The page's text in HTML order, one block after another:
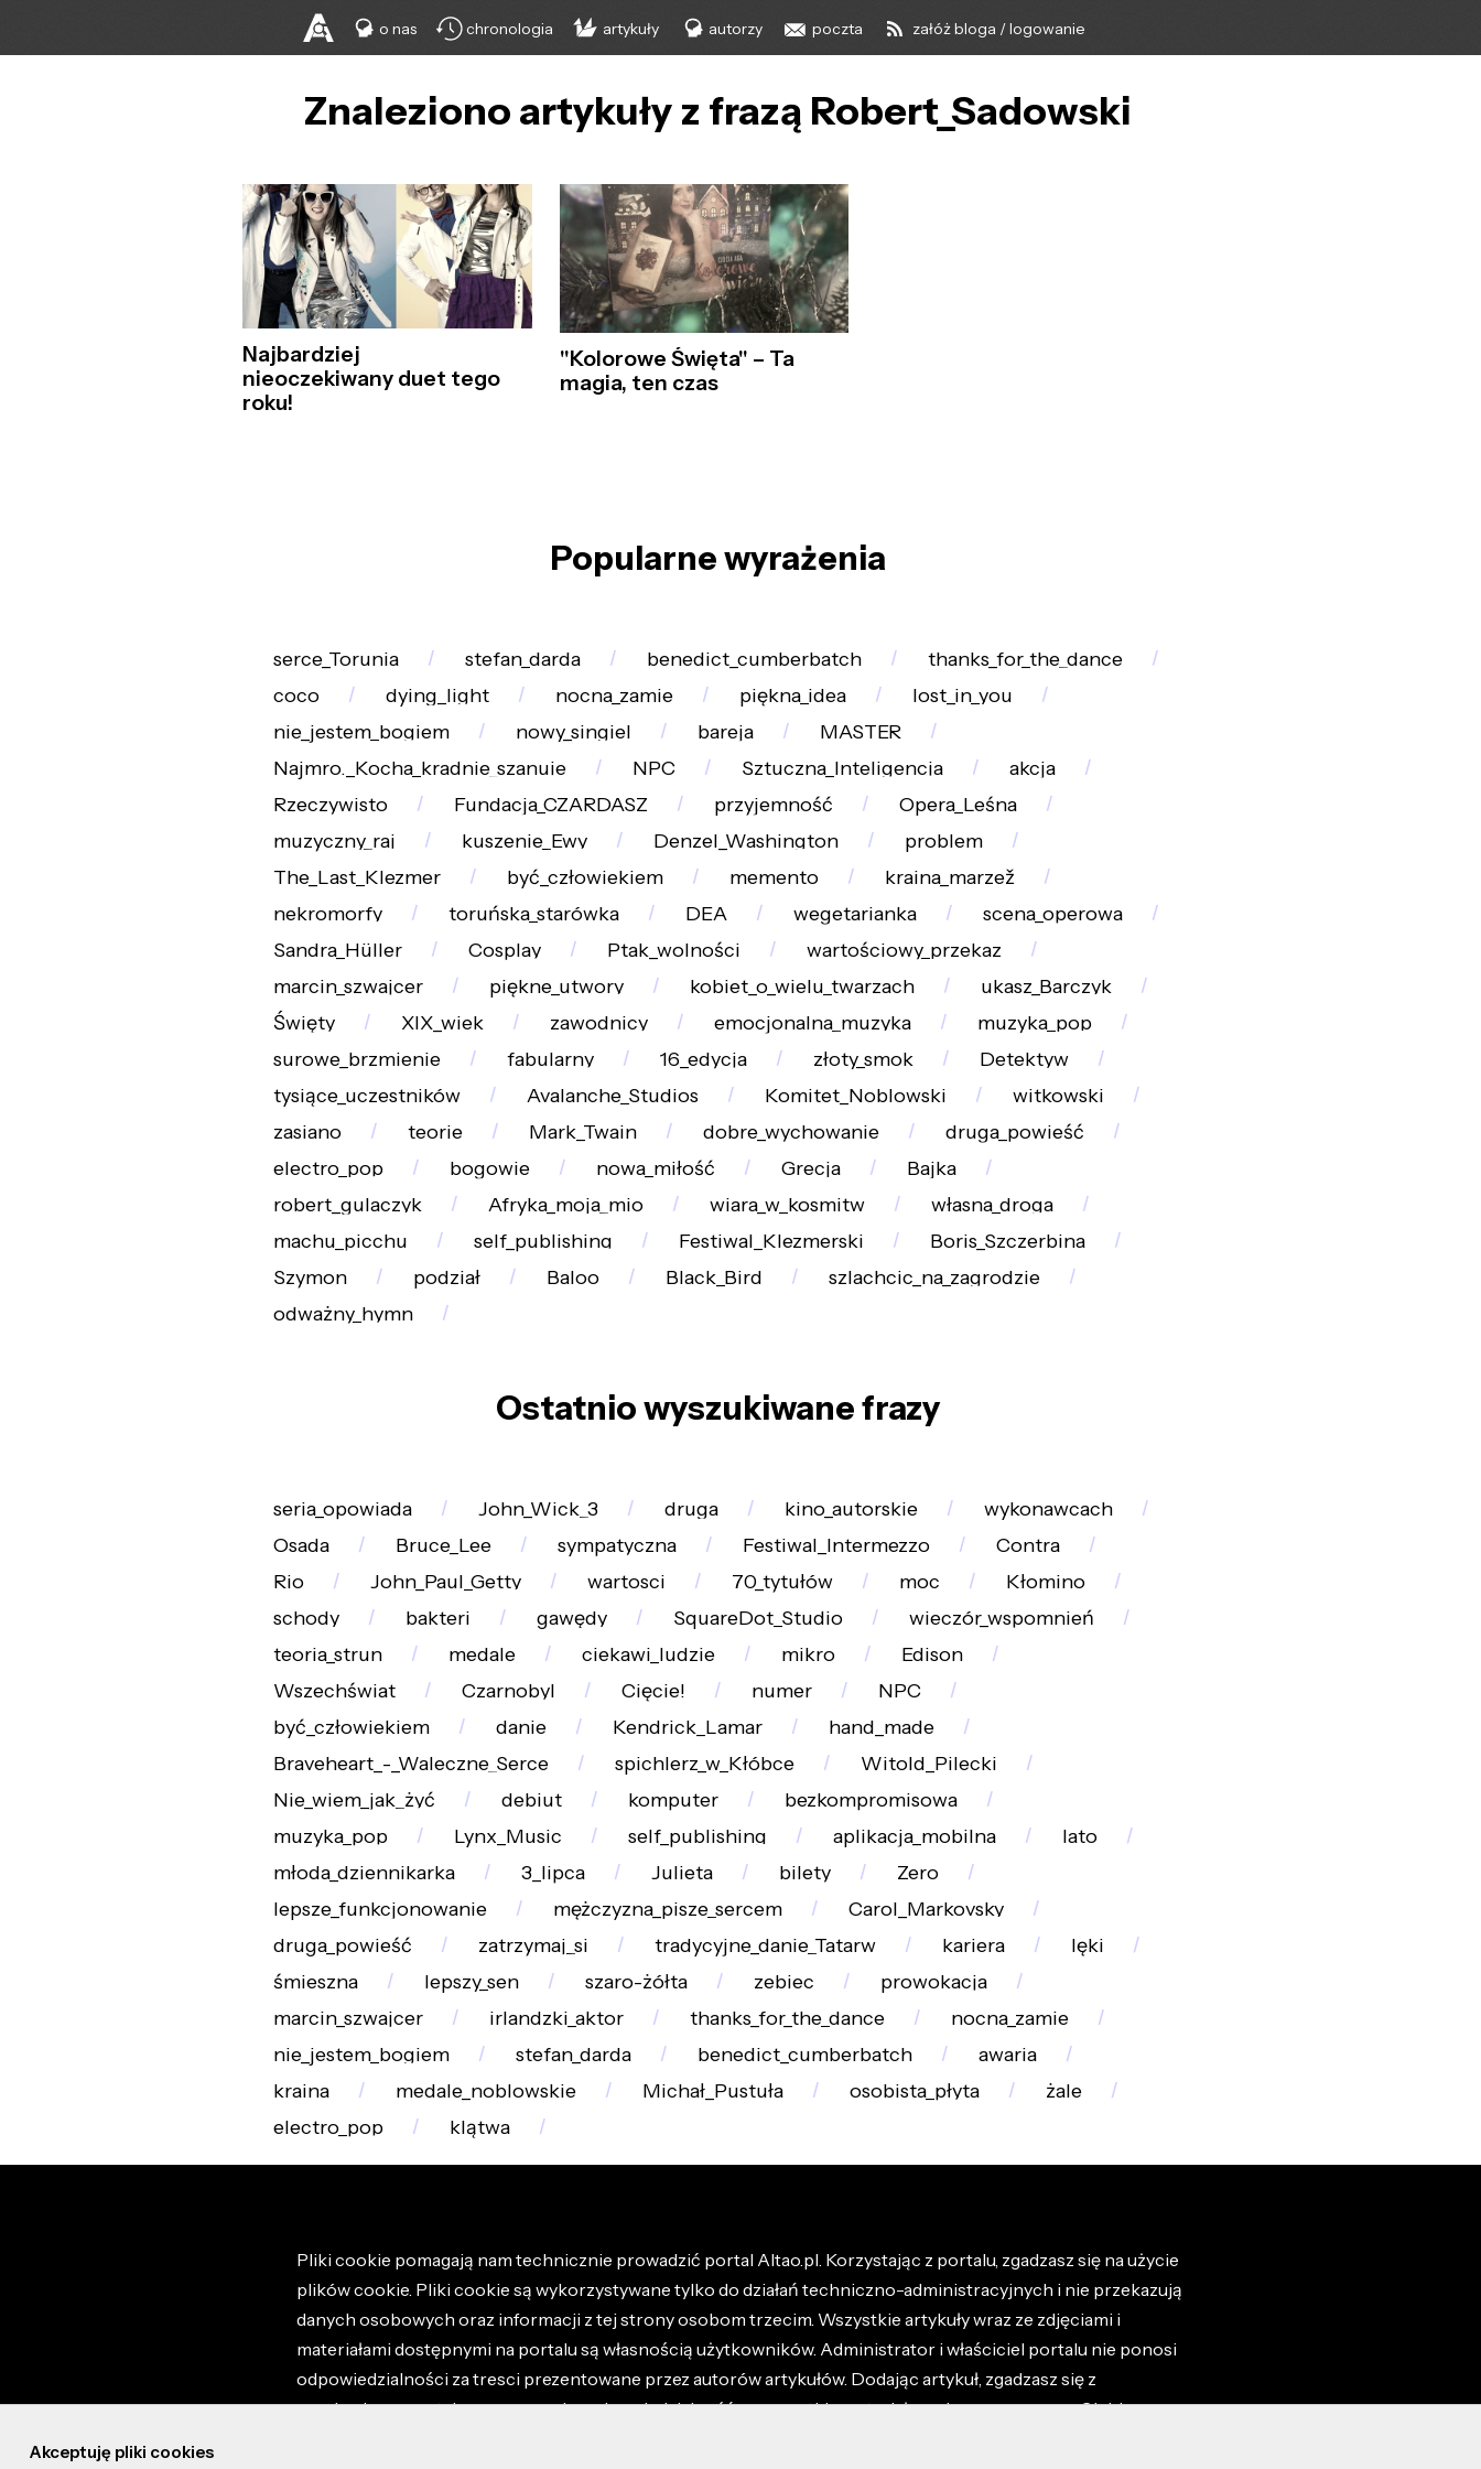
o nas chronologia artykuły autorzy poczta załóż bloga / logowanie
Znaleziono artykuły z frazą Robert_Sadowski
Najbardziej
nieoczekiwany duet tego
roku!
"Kolorowe Święta" – Ta
magia, ten czas
Popularne wyrażenia
serce_Torunia stefan_darda benedict_cumberbatch
thanks_for_the_dance
coco
dying_light nocna_zamie piękna_idea
lost_in_you
nie_jestem_bogiem
nowy_singiel bareja
MASTER
Najmro._Kocha_kradnie_szanuje
NPC Sztuczna_Inteligencja
akcja
Rzeczywisto
Fundacja_CZARDASZ przyjemność
Opera_Leśna
muzyczny_raj
kuszenie_Ewy Denzel_Washington
problem
The_Last_Klezmer
być_człowiekiem memento
kraina_marzež
nekromorfy
toruńska_starówka DEA wegetarianka
scena_operowa
Sandra_Hüller
Cosplay Ptak_wolności
wartościowy_przekaz
marcin_szwajcer
piękne_utwory kobiet_o_wielu_twarzach
ukasz_Barczyk
Święty
XIX_wiek zawodnicy emocjonalna_muzyka
muzyka_pop
surowe_brzmienie
fabularny 16_edycja złoty_smok
Detektyw
tysiące_uczestników
Avalanche_Studios Komitet_Noblowski
witkowski
zasiano
teorie Mark_Twain dobre_wychowanie
druga_powieść
electro_pop
bogowie nowa_miłość Grecja
Bajka
robert_gulaczyk
Afryka_moja_mio wiara_w_kosmitw
własna_droga
machu_picchu
self_publishing Festiwal_Klezmerski
Boris_Szczerbina
Szymon
podział Baloo Black_Bird
szlachcic_na_zagrodzie
odważny_hymn
Ostatnio wyszukiwane frazy
seria_opowiada John_Wick_3 druga kino_autorskie
wykonawcach
Osada
Bruce_Lee sympatyczna Festiwal_Intermezzo
Contra
Rio
John_Paul_Getty wartosci 70_tytułów moc
Kłomino
schody
bakteri gawędy SquareDot_Studio
wieczór_wspomnień
teoria_strun
medale ciekawi_ludzie mikro
Edison
Wszechświat
Czarnobyl Cięcie! numer
NPC
być_człowiekiem
danie Kendrick_Lamar
hand_made
Braveheart_-_Waleczne_Serce
spichlerz_w_Kłóbce
Witold_Pilecki
Nie_wiem_jak_żyć
debiut komputer
bezkompromisowa
muzyka_pop
Lynx_Music self_publishing aplikacja_mobilna
lato
młoda_dziennikarka
3_lipca Julieta bilety
Zero
lepsze_funkcjonowanie
mężczyzna_pisze_sercem
Carol_Markovsky
druga_powieść
zatrzymaj_si tradycyjne_danie_Tatarw kariera
lęki
śmieszna
lepszy_sen szaro-żółta zebiec
prowokacja
marcin_szwajcer
irlandzki_aktor thanks_for_the_dance
nocna_zamie
nie_jestem_bogiem
stefan_darda benedict_cumberbatch
awaria
kraina
medale_noblowskie Michał_Pustuła osobista_płyta
żale
electro_pop
klątwa
Pliki cookie pomagają nam technicznie prowadzić portal Altao.pl. Korzystając z portalu, zgadzasz się na użycie
plików cookie. Pliki cookie są wykorzystywane tylko do działań techniczno-administracyjnych i nie przekazują
danych osobowych oraz informacji z tej strony osobom trzecim. Wszystkie artykuły wraz ze zdjęciami i
materiałami dostępnymi na portalu są własnością użytkowników. Administrator i właściciel portalu nie ponosi
odpowiedzialności za tresci prezentowane przez autorów artykułów. Dodając artykuł, zgadzasz się z
regulaminem portalu oraz ponosisz odpowiedzialność za wszystkie materiały umieszczone przez Ciebie na
Akceptuję pliki cookies